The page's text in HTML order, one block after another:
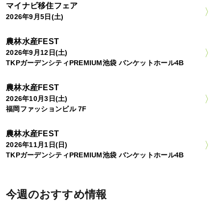
マイナビ移住フェア
2026年9月5日(土)
農林水産FEST
2026年9月12日(土)
TKPガーデンシティPREMIUM池袋 バンケットホール4B
農林水産FEST
2026年10月3日(土)
福岡ファッションビル 7F
農林水産FEST
2026年11月1日(日)
TKPガーデンシティPREMIUM池袋 バンケットホール4B
今週のおすすめ情報